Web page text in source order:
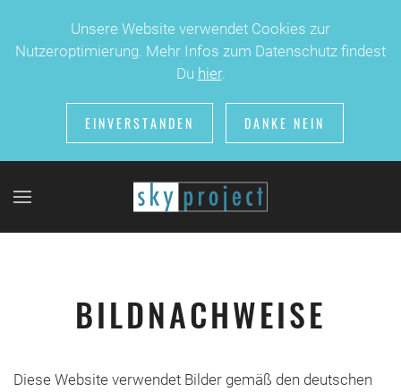
Unsere Website verwendet Cookies zur
Nutzeroptimierung. Mehr Infos zum Datenschutz findest
Du hier.
EINVERSTANDEN DANKE NEIN
Skip to main content
BILDNACHWEISE
Diese Website verwendet Bilder gemäß den deutschen